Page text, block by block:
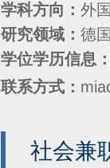
学科方向： 外
研究领域： 德
学位学历信息：
联系方式：
社会兼